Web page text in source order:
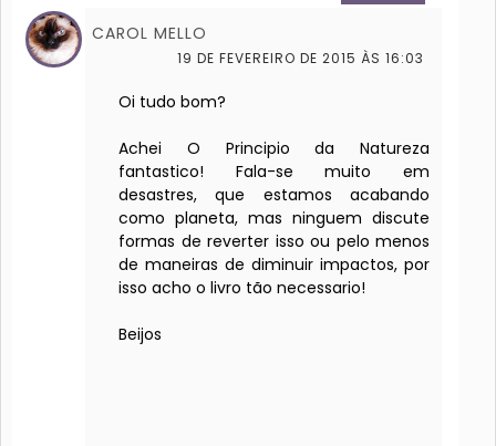
CAROL MELLO
19 DE FEVEREIRO DE 2015 ÀS 16:03
Oi tudo bom?
Achei O Principio da Natureza
fantastico! Fala-se muito em
desastres, que estamos acabando
como planeta, mas ninguem discute
formas de reverter isso ou pelo menos
de maneiras de diminuir impactos, por
isso acho o livro tão necessario!
Beijos